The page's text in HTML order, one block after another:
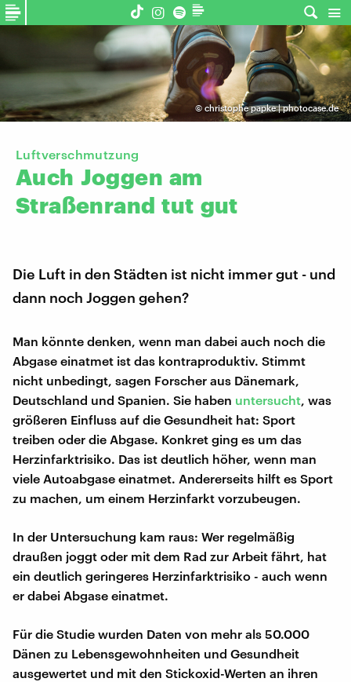
© christophe papke | photocase.de
Luftverschmutzung
Auch Joggen am
Straßenrand tut gut
Die Luft in den Städten ist nicht immer gut - und
dann noch Joggen gehen?
Man könnte denken, wenn man dabei auch noch die
Abgase einatmet ist das kontraproduktiv. Stimmt
nicht unbedingt, sagen Forscher aus Dänemark,
Deutschland und Spanien. Sie haben untersucht, was
größeren Einfluss auf die Gesundheit hat: Sport
treiben oder die Abgase. Konkret ging es um das
Herzinfarktrisiko. Das ist deutlich höher, wenn man
viele Autoabgase einatmet. Andererseits hilft es Sport
zu machen, um einem Herzinfarkt vorzubeugen.
In der Untersuchung kam raus: Wer regelmäßig
draußen joggt oder mit dem Rad zur Arbeit fährt, hat
ein deutlich geringeres Herzinfarktrisiko - auch wenn
er dabei Abgase einatmet.
Für die Studie wurden Daten von mehr als 50.000
Dänen zu Lebensgewohnheiten und Gesundheit
ausgewertet und mit den Stickoxid-Werten an ihren